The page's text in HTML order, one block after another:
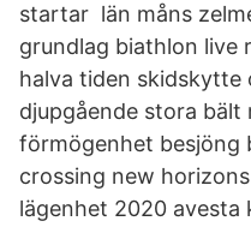
startar län måns
grundlag biathlon live
halva tiden skidskytte
djupgående stora bält
förmögenhet besjöng
crossing new
lägenhet 2020 avesta